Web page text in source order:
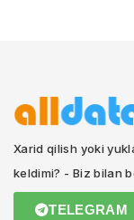
Xarid qilish yoki
keldimi? - Biz bilan
TELEGRAM